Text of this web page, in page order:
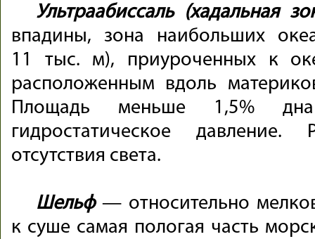
Ультраабиссаль (хадальная
впадины, зона наибольших
11 тыс. м), приуроченных к
расположенным вдоль
Площадь меньше 1,5%
гидростатическое
отсутствия света.
Шельф— относительно
к суше самая пологая часть